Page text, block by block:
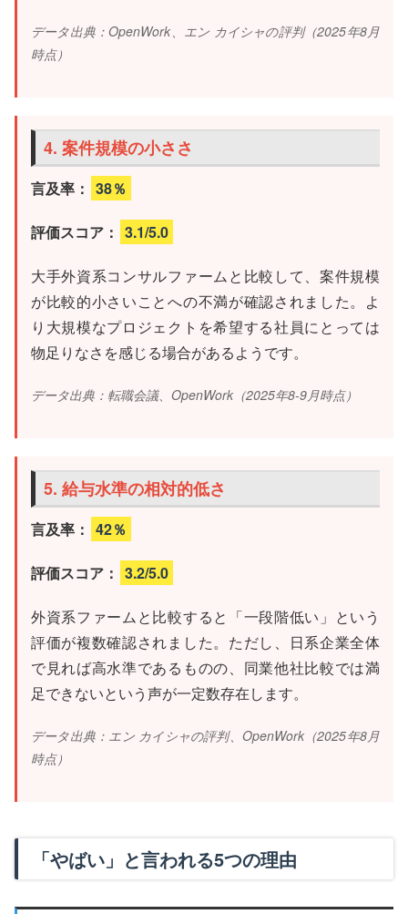
データ出典：OpenWork、エン カイシャの評判（2025年8月
時点）
4. 案件規模の小ささ
言及率： 38％
評価スコア： 3.1/5.0
大手外資系コンサルファームと比較して、案件規模
が比較的小さいことへの不満が確認されました。よ
り大規模なプロジェクトを希望する社員にとっては
物足りなさを感じる場合があるようです。
データ出典：転職会議、OpenWork（2025年8-9月時点）
5. 給与水準の相対的低さ
言及率： 42％
評価スコア： 3.2/5.0
外資系ファームと比較すると「一段階低い」という
評価が複数確認されました。ただし、日系企業全体
で見れば高水準であるものの、同業他社比較では満
足できないという声が一定数存在します。
データ出典：エン カイシャの評判、OpenWork（2025年8月
時点）
「やばい」と言われる5つの理由